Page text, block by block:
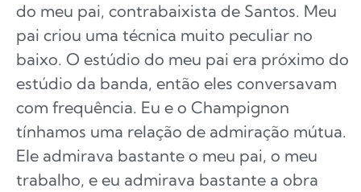
do meu pai, contrabaixista de Santos. Meu
pai criou uma técnica muito peculiar no
baixo. O estúdio do meu pai era próximo do
estúdio da banda, então eles conversavam
com frequência. Eu e o Champignon
tínhamos uma relação de admiração mútua.
Ele admirava bastante o meu pai, o meu
trabalho, e eu admirava bastante a obra